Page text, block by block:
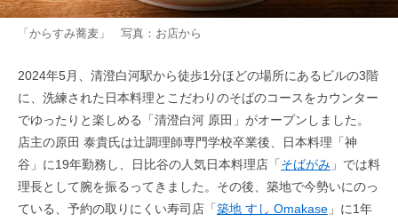
「からすみ蕎麦」 写真：お店から
2024年5月、清澄白河駅から徒歩1分ほどの場所にあるビルの3階
に、洗練された日本料理とこだわりのそばのコースをカウンター
でゆったりと楽しめる「清澄白河 原田」がオープンしました。
店主の原田 泰貴氏は辻調理師専門学校卒業後、日本料理「神
谷」に19年勤務し、日比谷の人気日本料理店「そばがみ 」では料
理長として腕を振るってきました。その後、築地で今勢いにのっ
ている、予約の取りにくい寿司店「築地 すし Omakase 」に1年